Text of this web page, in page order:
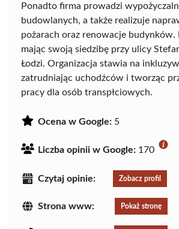
Ponadto firma prowadzi
budowlanych, a także realizuje
pożarach oraz renowacje budynków.
mając swoją siedzibę przy ulicy
Łodzi. Organizacja stawia na
zatrudniając uchodźców i tworząc
pracy dla osób transpłciowych.
Ocena w Google: 5
Liczba opinii w Google: 170
Czytaj opinie: Zobacz profil
Strona www: Pokaż stronę